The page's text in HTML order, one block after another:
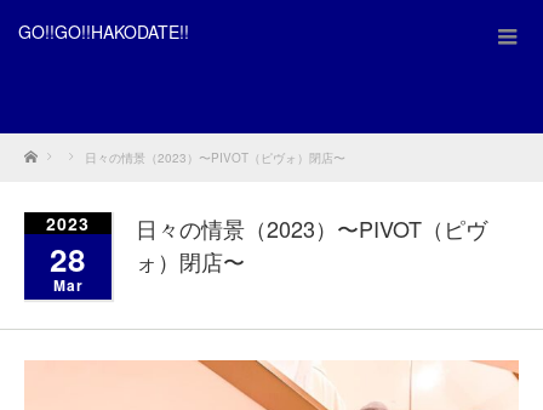
GO!!GO!!HAKODATE!!
Home 日々の情景（2023）〜PIVOT（ピヴォ）閉店〜
2023
28
Mar
日々の情景（2023）〜PIVOT（ピヴ
ォ）閉店〜